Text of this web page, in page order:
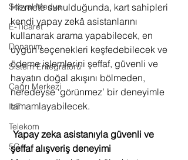
Sosyal Medya
E-Ticaret
Donanım
Sistem Entegratörü
Çağrı Merkezi
IoT
Telekom
5G
Hizmete sunulduğunda, kart sahipleri
kendi yapay zekâ asistanlarını
kullanarak arama yapabilecek, en
uygun seçenekleri keşfedebilecek ve
ödeme işlemlerini şeffaf, güvenli ve
hayatın doğal akışını bölmeden,
neredeyse ‘görünmez’ bir deneyimle
tamamlayabilecek.
Yapay zeka asistanıyla güvenli ve
şeffaf alışveriş deneyimi